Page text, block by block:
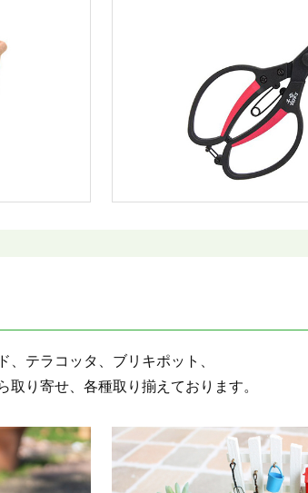
テラコッタ、ブリキポット、
り寄せ、各種取り揃えております。